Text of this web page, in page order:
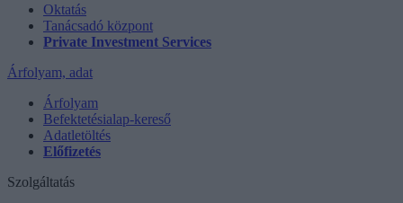
Oktatás
Tanácsadó központ
Private Investment Services
Árfolyam, adat
Árfolyam
Befektetésialap-kereső
Adatletöltés
Előfizetés
Szolgáltatás